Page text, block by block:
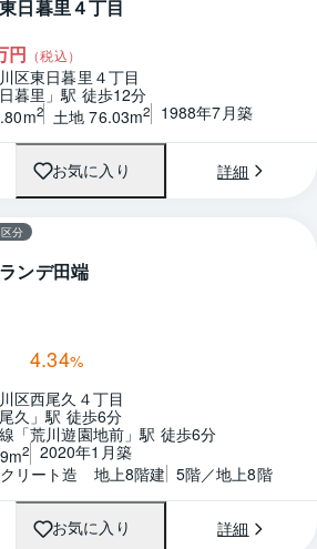
日暮里４丁目
円 （税込）
区東日暮里４丁目
暮里」駅 徒歩12分
2 土地 76.03m2 1988年7月築
お気に入り 詳細
1 / 0 間取り
分
ンデ田端
4.34%
区西尾久４丁目
久」駅 徒歩6分
「荒川遊園地前」駅 徒歩6分
2
2020年1月築
リート造　地上8階建 5階／地上8階
お気に入り 詳細
1 / 0 間取り